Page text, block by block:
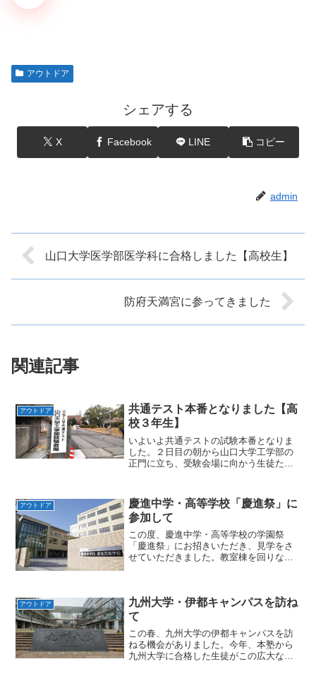
アウトドア
シェアする
X Facebook LINE コピー
admin
山口大学医学部医学科に合格しました【高校生】
防府天満宮に参ってきました
関連記事
アウトドア
共通テスト本番となりました【高
校３年生】
いよいよ共通テストの試験本番となりま
した。２日目の朝から山口大学工学部の
正門に立ち、受験会場に向かう生徒たち
中、少しでも力になればと思い、できる
限り励ましの声をかけました...
アウトドア
慶進中学・高等学校「慶進祭」に
参加して
この度、慶進中学・高等学校の学園祭
「慶進祭」にお招きいただき、見学をさ
せていただきました。教室棟を回りなが
が慌ただしく準備や案内に奔...
アウトドア
九州大学・伊都キャンパスを訪ね
て
この春、九州大学の伊都キャンパスを訪
ねる機会がありました。今年、本塾から
九州大学に合格した生徒がこの広大なキ